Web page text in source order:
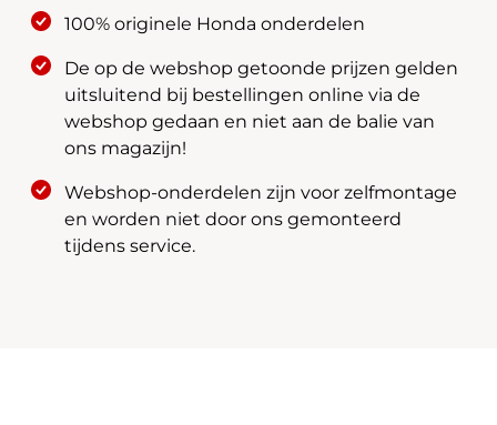
aantal
100% originele Honda onderdelen
De op de webshop getoonde prijzen gelden
uitsluitend bij bestellingen online via de
webshop gedaan en niet aan de balie van
ons magazijn!
Webshop-onderdelen zijn voor zelfmontage
en worden niet door ons gemonteerd
tijdens service.